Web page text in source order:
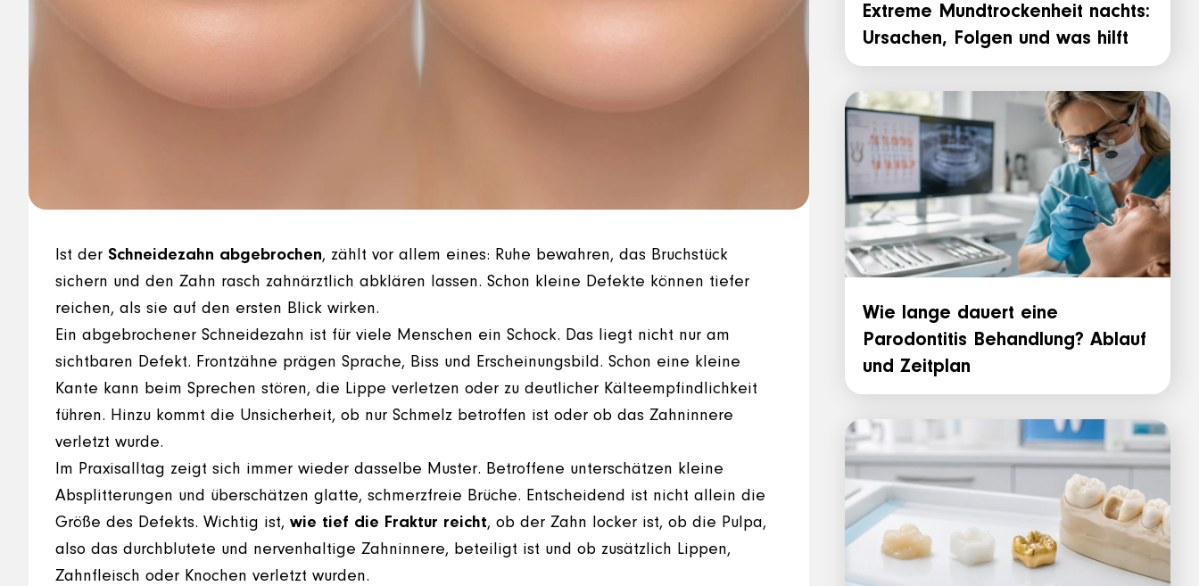
Ist der Schneidezahn abgebrochen, zählt vor allem eines: Ruhe bewahren, das Bruchstück
sichern und den Zahn rasch zahnärztlich abklären lassen. Schon kleine Defekte können tiefer
reichen, als sie auf den ersten Blick wirken.
Ein abgebrochener Schneidezahn ist für viele Menschen ein Schock. Das liegt nicht nur am
sichtbaren Defekt. Frontzähne prägen Sprache, Biss und Erscheinungsbild. Schon eine kleine
Kante kann beim Sprechen stören, die Lippe verletzen oder zu deutlicher Kälteempfindlichkeit
führen. Hinzu kommt die Unsicherheit, ob nur Schmelz betroffen ist oder ob das Zahninnere
verletzt wurde.
Im Praxisalltag zeigt sich immer wieder dasselbe Muster. Betroffene unterschätzen kleine
Absplitterungen und überschätzen glatte, schmerzfreie Brüche. Entscheidend ist nicht allein die
Größe des Defekts. Wichtig ist, wie tief die Fraktur reicht, ob der Zahn locker ist, ob die Pulpa,
also das durchblutete und nervenhaltige Zahninnere, beteiligt ist und ob zusätzlich Lippen,
Zahnfleisch oder Knochen verletzt wurden.
Extreme Mundtrockenheit nachts:
Ursachen, Folgen und was hilft
Wie lange dauert eine
Parodontitis Behandlung? Ablauf
und Zeitplan